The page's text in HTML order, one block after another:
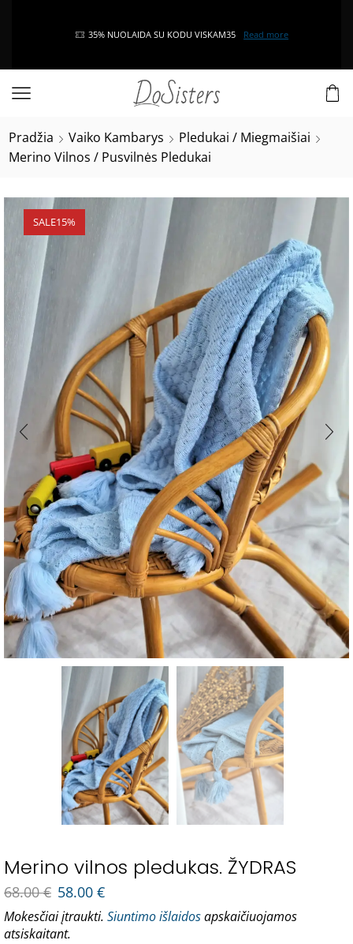
35% NUOLAIDA SU KODU VISKAM35 Read more
Pradžia Vaiko Kambarys
Pledukai / Miegmaišiai
Merino Vilnos / Pusvilnės Pledukai
SALE15%
Merino vilnos pledukas. ŽYDRAS
68.00€ 58.00 €
Mokesčiai įtraukti. Siuntimo išlaidosapskaičiuojamos
atsiskaitant.